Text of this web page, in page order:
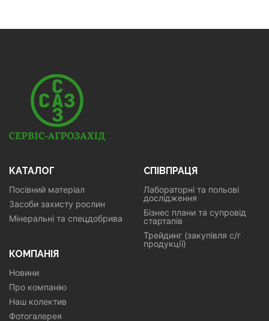
КАТАЛОГ
Посівний матеріал
Засоби захисту рослин
Мінеральні та спецдобрива
СПІВПРАЦЯ
Лабораторні та польові
дослідження
Бізнес плани та супровід
стартапів
Трейдинг (закупівля с/г
продукції)
КОМПАНІЯ
Новини
Про компанію
Наш колектив
Фотогалерея